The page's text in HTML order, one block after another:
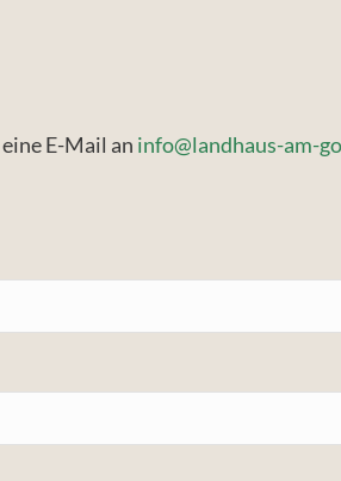
E-Mail an info@landhaus-am-